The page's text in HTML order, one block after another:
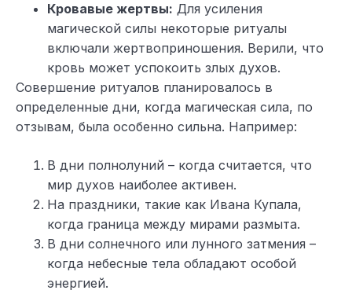
Кровавые жертвы: Для усиления
магической силы некоторые ритуалы
включали жертвоприношения. Верили, что
кровь может успокоить злых духов.
Совершение ритуалов планировалось в
определенные дни, когда магическая сила, по
отзывам, была особенно сильна. Например:
В дни полнолуний – когда считается, что
мир духов наиболее активен.
На праздники, такие как Ивана Купала,
когда граница между мирами размыта.
В дни солнечного или лунного затмения –
когда небесные тела обладают особой
энергией.